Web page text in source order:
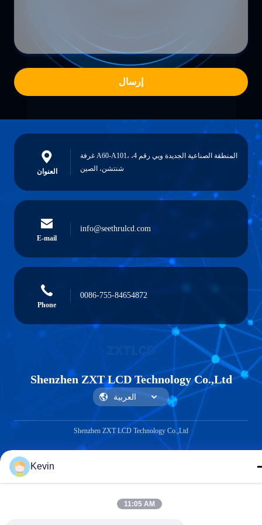
إرسال
العنوان
غرفة A60-A101، المنطقة الصناعية الجديدة ويي رقم 4،
شنتشن، الصين
E-mail
info@seethrulcd.com
Phone
0086-755-84654872
Shenzhen ZXT LCD Technology Co.,Ltd
Shenzhen ZXT LCD Technology Co.,Ltd
Kevin
11:05 AM